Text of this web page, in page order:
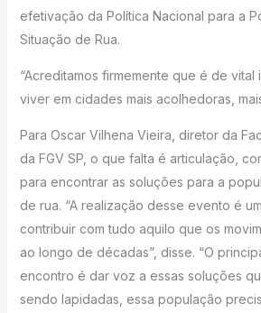
efetivação da Política Nacional para a
Situação de Rua.
“Acreditamos firmemente que é de
viver em cidades mais acolhedoras,
Para Oscar Vilhena Vieira, diretor da
da FGV SP, o que falta é articulação,
para encontrar as soluções para a
de rua. “A realização desse evento é
contribuir com tudo aquilo que os
ao longo de décadas”, disse. “O
encontro é dar voz a essas soluções
sendo lapidadas, essa população